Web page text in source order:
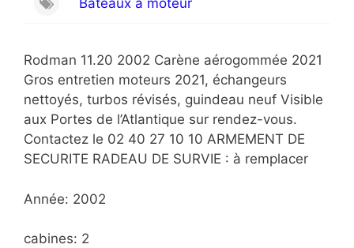
Rodman 11.20 2002 Carène aérogommée 2021
Gros entretien moteurs 2021, échangeurs
nettoyés, turbos révisés, guindeau neuf Visible
aux Portes de l’Atlantique sur rendez-vous.
Contactez le 02 40 27 10 10 ARMEMENT DE
SECURITE RADEAU DE SURVIE : à remplacer
Année: 2002
cabines: 2